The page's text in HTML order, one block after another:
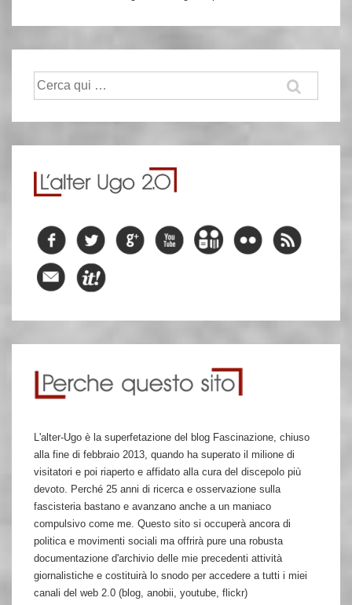
Cerca:
L'alter-Ugo è la superfetazione del blog Fascinazione, chiuso
alla fine di febbraio 2013, quando ha superato il milione di
visitatori e poi riaperto e affidato alla cura del discepolo più
devoto. Perché 25 anni di ricerca e osservazione sulla
fascisteria bastano e avanzano anche a un maniaco
compulsivo come me. Questo sito si occuperà ancora di
politica e movimenti sociali ma offrirà pure una robusta
documentazione d'archivio delle mie precedenti attività
giornalistiche e costituirà lo snodo per accedere a tutti i miei
canali del web 2.0 (blog, anobii, youtube, flickr)